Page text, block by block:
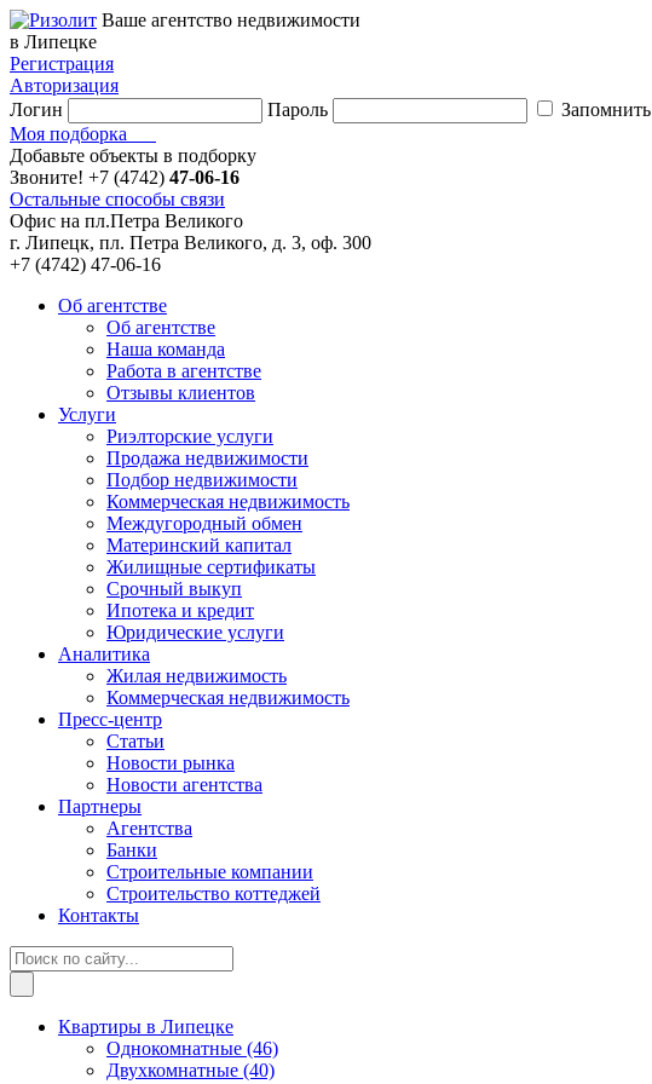
Ваше агентство недвижимости
в Липецке
Регистрация
Авторизация
Логин
Пароль Запомнить
Моя подборка
Добавьте объекты в подборку
Звоните! +7 (4742) 47-06-16
Остальные способы связи
Офис на пл.Петра Великого
г. Липецк, пл. Петра Великого, д. 3, оф. 300
+7 (4742) 47-06-16
Об агентстве
Об агентстве
Наша команда
Работа в агентстве
Отзывы клиентов
Услуги
Риэлторские услуги
Продажа недвижимости
Подбор недвижимости
Коммерческая недвижимость
Междугородный обмен
Материнский капитал
Жилищные сертификаты
Срочный выкуп
Ипотека и кредит
Юридические услуги
Аналитика
Жилая недвижимость
Коммерческая недвижимость
Пресс-центр
Статьи
Новости рынка
Новости агентства
Партнеры
Агентства
Банки
Строительные компании
Строительство коттеджей
Контакты
Квартиры в Липецке
Однокомнатные (46)
Двухкомнатные (40)